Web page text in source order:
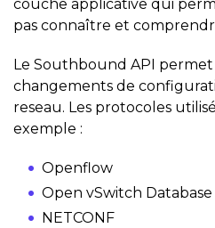
couche applicative qui
pas connaître et
Le Southbound API
changements de
reseau. Les protocoles
exemple :
Openflow
Open vSwitch
NETCONF